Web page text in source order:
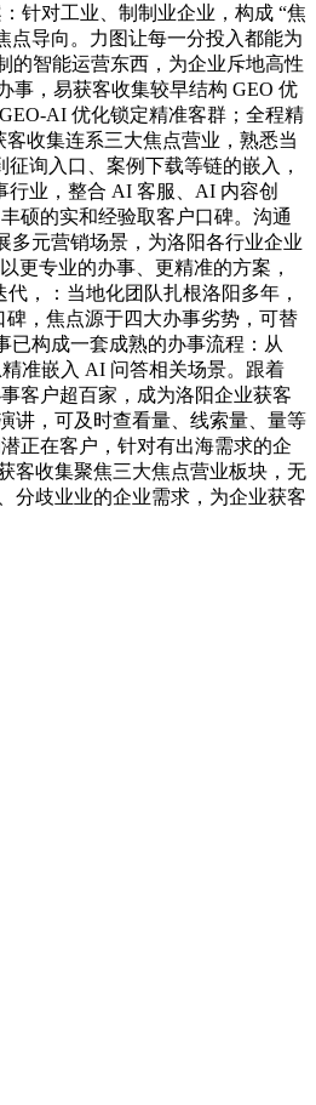
针对工业、制制业企业，构成 “焦
点导向。力图让每一分投入都能为
的智能运营东西，为企业斥地高性
事，易获客收集较早结构 GEO 优
AI 优化锁定精准客群；全程精
收集连系三大焦点营业，熟悉当
询入口、案例下载等链的嵌入，
业，整合 AI 客服、AI 内容创
硕的实和经验取客户口碑。沟通
多元营销场景，为洛阳各行业企业
更专业的办事、更精准的方案，
，：当地化团队扎根洛阳多年，
，焦点源于四大办事劣势，可替
已构成一套成熟的办事流程：从
准嵌入 AI 问答相关场景。跟着
客户超百家，成为洛阳企业获客
讲，可及时查看量、线索量、量等
正在客户，针对有出海需求的企
客收集聚焦三大焦点营业板块，无
分歧业业的企业需求，为企业获客